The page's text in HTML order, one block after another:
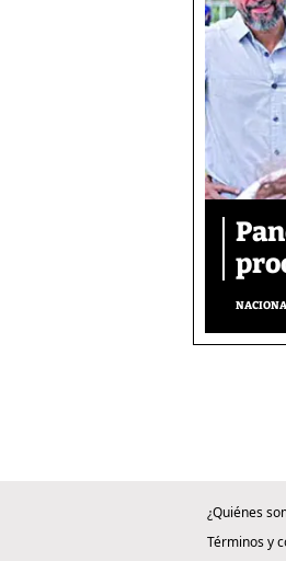
¿Quiénes
Términos y